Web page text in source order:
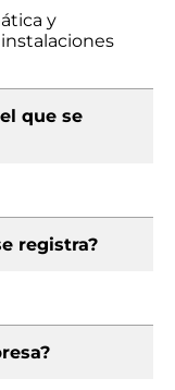
y
que se
registra?